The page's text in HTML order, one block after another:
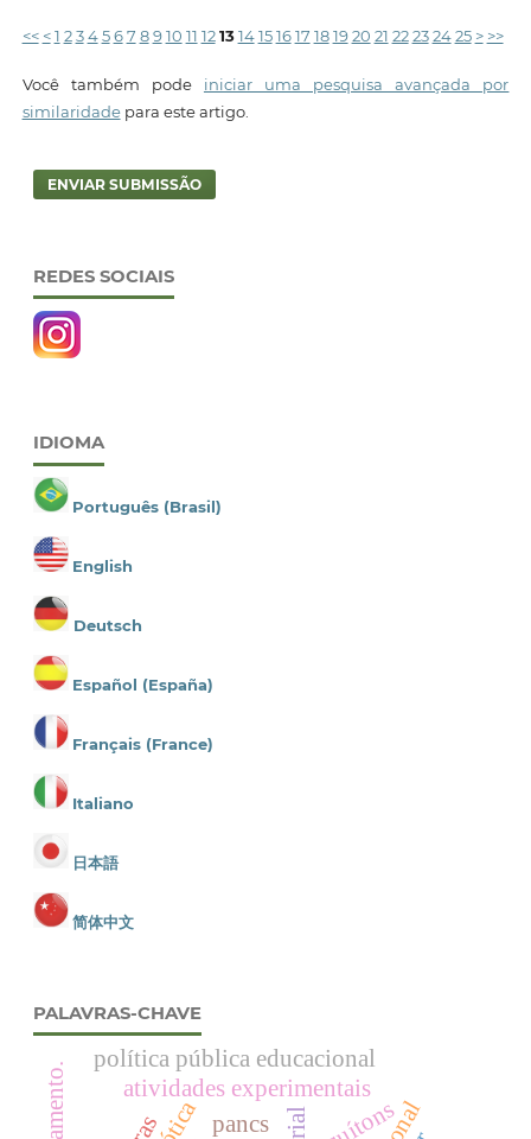
<< < 1 2 3 4 5 6 7 8 9 10 11 12 13 14 15 16 17 18 19 20 21 22 23 24 25 > >>
Você também pode iniciar uma pesquisa avançada por
similaridadepara este artigo.
ENVIAR SUBMISSÃO
REDES SOCIAIS
IDIOMA
Português (Brasil)
English
Deutsch
Español (España)
Français (France)
Italiano
日本語
简体中文
PALAVRAS-CHAVE
atividades experimentais
política pública educacional
pancs